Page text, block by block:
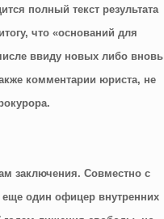
полный текст результата
что «оснований для
ввиду новых либо вновь
комментарии юриста, не
заключения. Совместно с
один офицер внутренних